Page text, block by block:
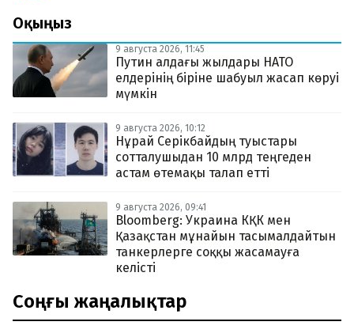
Оқыңыз
9 августа 2026, 11:45
Путин алдағы жылдары НАТО
елдерінің біріне шабуыл жасап көруі
мүмкін
9 августа 2026, 10:12
Нұрай Серікбайдың туыстары
сотталушыдан 10 млрд теңгеден
астам өтемақы талап етті
9 августа 2026, 09:41
Bloomberg: Украина КҚК мен
Қазақстан мұнайын тасымалдайтын
танкерлерге соққы жасамауға
келісті
Соңғы жаңалықтар